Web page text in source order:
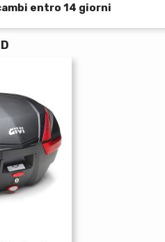
entro 14 giorni